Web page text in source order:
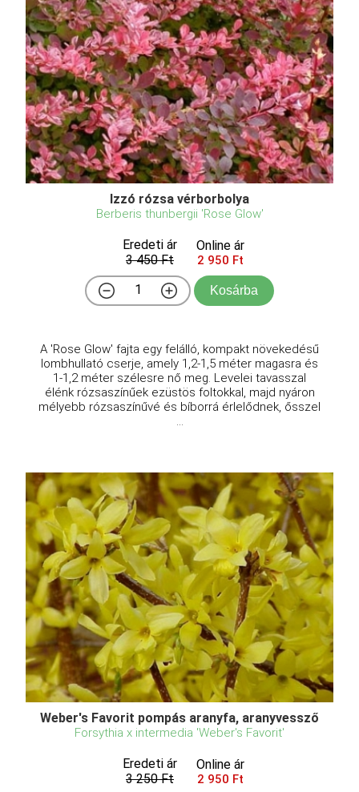
Izzó rózsa vérborbolya
Berberis thunbergii 'Rose Glow'
Eredeti ár
3 450 Ft
Online ár
2 950 Ft
Kosárba
A 'Rose Glow' fajta egy felálló, kompakt növekedésű
lombhullató cserje, amely 1,2-1,5 méter magasra és
1-1,2 méter szélesre nő meg. Levelei tavasszal
élénk rózsaszínűek ezüstös foltokkal, majd nyáron
mélyebb rózsaszínűvé és bíborrá érlelődnek, ősszel
...
Weber's Favorit pompás aranyfa, aranyvessző
Forsythia x intermedia 'Weber's Favorit'
Eredeti ár
3 250 Ft
Online ár
2 950 Ft